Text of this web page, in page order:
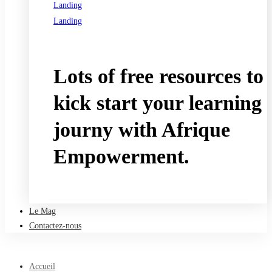
Landing
Landing
Lots of free resources to
kick start your learning
journy with Afrique
Empowerment.
Le Mag
Contactez-nous
Accueil